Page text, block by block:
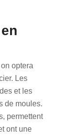
optera
Les
et les
de moules.
permettent
ont une